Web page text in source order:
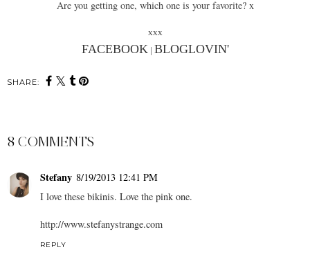
Are you getting one, which one is your favorite? x
xxx
FACEBOOK| BLOGLOVIN'
SHARE:
8 COMMENTS
Stefany 8/19/2013 12:41 PM
I love these bikinis. Love the pink one.
http://www.stefanystrange.com
REPLY